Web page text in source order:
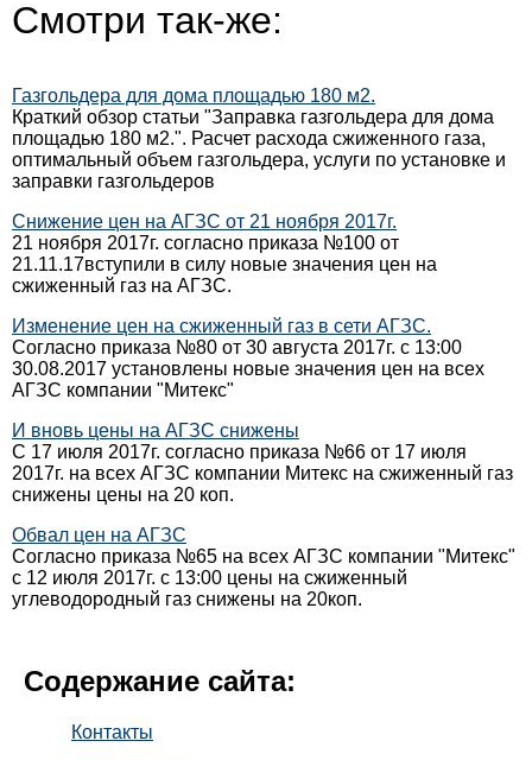
Смотри так-же:
Газгольдера для дома площадью 180 м2.
Краткий обзор статьи "Заправка газгольдера для дома
площадью 180 м2.". Расчет расхода сжиженного газа,
оптимальный объем газгольдера, услуги по установке и
заправки газгольдеров
Снижение цен на АГЗС от 21 ноября 2017г.
21 ноября 2017г. согласно приказа №100 от
21.11.17вступили в силу новые значения цен на
сжиженный газ на АГЗС.
Изменение цен на сжиженный газ в сети АГЗС.
Согласно приказа №80 от 30 августа 2017г. с 13:00
30.08.2017 установлены новые значения цен на всех
АГЗС компании "Митекс"
И вновь цены на АГЗС снижены
С 17 июля 2017г. согласно приказа №66 от 17 июля
2017г. на всех АГЗС компании Митекс на сжиженный газ
снижены цены на 20 коп.
Обвал цен на АГЗС
Согласно приказа №65 на всех АГЗС компании "Митекс"
с 12 июля 2017г. с 13:00 цены на сжиженный
углеводородный газ снижены на 20коп.
Содержание сайта:
Контакты